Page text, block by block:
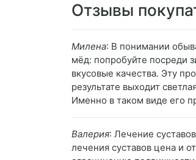
Отзывы
Милена: В понимании
мёд: попробуйте посреди
вкусовые качества. Эту
результате выходит
Именно в таком виде его
Валерия: Лечение
лечения суставов цена и